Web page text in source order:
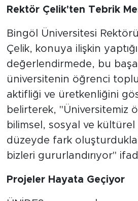
Rektör Çelik'ten Tebrik
Bingöl Üniversitesi
Çelik, konuya ilişkin yaptığı
değerlendirmede, bu
üniversitenin öğrenci
aktifliği ve üretkenliğini
belirterek, "Üniversitemiz
bilimsel, sosyal ve kültürel
düzeyde fark
bizleri gururlandırıyor"
Projeler Hayata Geçiyor